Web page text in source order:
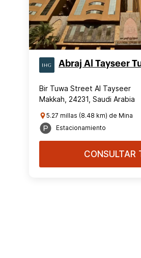
Abraj Al Tayseer
Bir Tuwa Street Al Tayseer
Makkah, 24231, Saudi Arabia
5.27 millas (8.48 km) de Mina
Estacionamiento
CONSULTAR